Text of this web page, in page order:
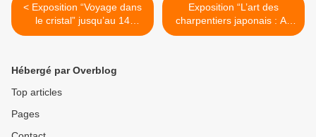
< Exposition “Voyage dans
le cristal” jusqu’au 14
janvier 2024 au Musée de
Exposition “L’art des
charpentiers japonais : Au
cœur de l’architecture en
Hébergé par Overblog
Top articles
Pages